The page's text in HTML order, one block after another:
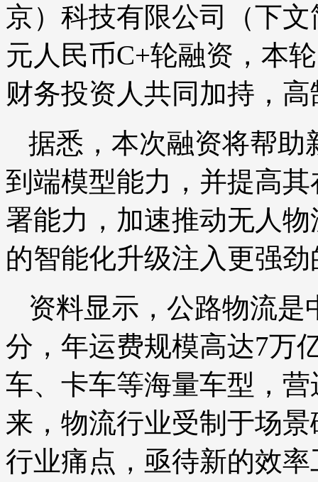
京）科技有限公司（下
元人民币C+轮融资，本
财务投资人共同加持，
据悉，本次融资将帮助
到端模型能力，并提高
署能力，加速推动无人
的智能化升级注入更强
资料显示，公路物流
分，年运费规模高达7万
车、卡车等海量车型，
来，物流行业受制于场
行业痛点，亟待新的效